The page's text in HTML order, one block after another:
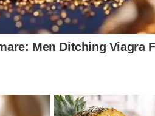
ภาพหลักฐานการแจ้งความที่สน.
Men Ditching Viagra